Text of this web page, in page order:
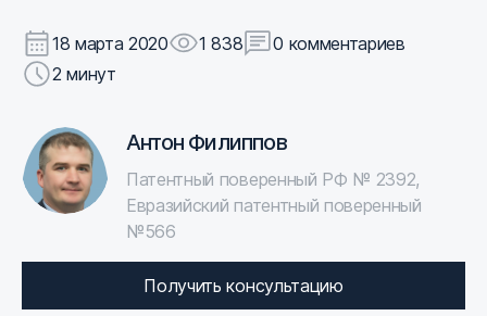
18 марта 2020 1 838
0 комментариев
2 минут
Антон Филиппов
Патентный поверенный РФ № 2392,
Евразийский патентный поверенный
№566
Получить консультацию